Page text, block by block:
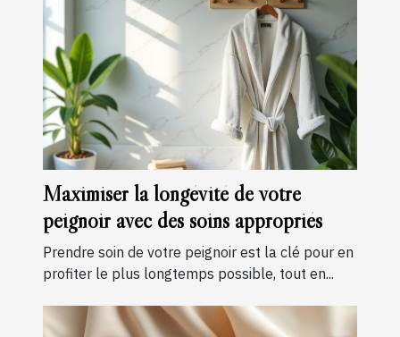
Maximiser la longévité de votre
peignoir avec des soins appropriés
Prendre soin de votre peignoir est la clé pour en
profiter le plus longtemps possible, tout en...